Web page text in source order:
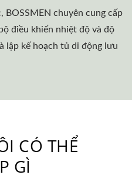
chuyên cung cấp
điều khiển nhiệt độ và độ
lập kế hoạch tủ di động lưu
CÓ THỂ
GÌ